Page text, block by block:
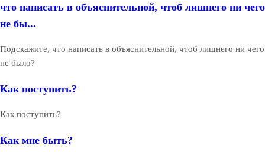
что написать в объяснительной, чтоб лишнего ни чего
не бы...
Подскажите, что написать в объяснительной, чтоб лишнего ни чего
не было?
Как поступить?
Как поступить?
Как мне быть?